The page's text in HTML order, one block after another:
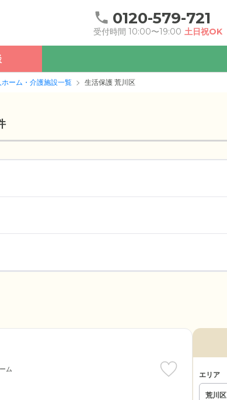
0120-579-721
受付時間 10:00〜19:00 土日祝OK
ーム・介護施設一覧 生活保護 荒川区
ム
エリア
荒川区